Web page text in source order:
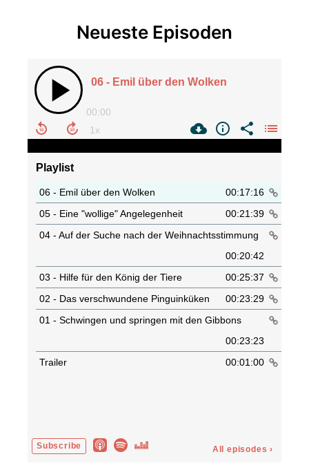
Neueste Episoden
06 - Emil über den Wolken
00:00
Playlist
06 - Emil über den Wolken
00:17:16
05 - Eine "wollige" Angelegenheit
00:21:39
04 - Auf der Suche nach der Weihnachtsstimmung
00:20:42
03 - Hilfe für den König der Tiere
00:25:37
02 - Das verschwundene Pinguinküken
00:23:29
01 - Schwingen und springen mit den Gibbons
00:23:23
Trailer
00:01:00
Subscribe All episodes ›